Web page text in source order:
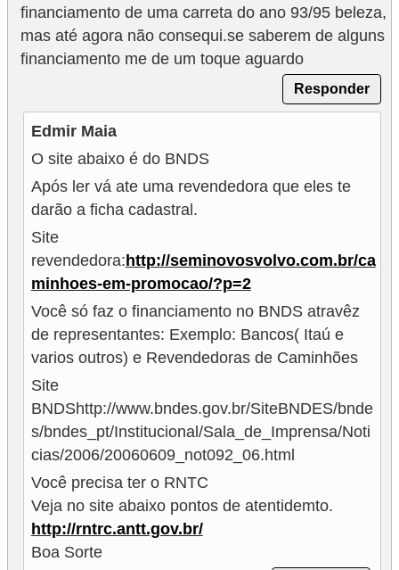
financiamento de uma carreta do ano 93/95 beleza,
mas até agora não consequi.se saberem de alguns
financiamento me de um toque aguardo
Responder
Edmir Maia
O site abaixo é do BNDS
Após ler vá ate uma revendedora que eles te
darão a ficha cadastral.
Site
revendedora:http://seminovosvolvo.com.br/ca
minhoes-em-promocao/?p=2
Você só faz o financiamento no BNDS atravêz
de representantes: Exemplo: Bancos( Itaú e
varios outros) e Revendedoras de Caminhões
Site
BNDShttp://www.bndes.gov.br/SiteBNDES/bnde
s/bndes_pt/Institucional/Sala_de_Imprensa/Noti
cias/2006/20060609_not092_06.html
Você precisa ter o RNTC
Veja no site abaixo pontos de atentidemto.
http://rntrc.antt.gov.br/
Boa Sorte
n
ç
ã
S
e
g
u
r
a
n
ç
a
s
e
g
u
r
o
s